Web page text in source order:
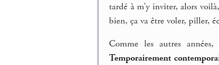
tardé à m’y inviter, alors
bien, ça va être voler, piller,
Comme les autres
Temporairement